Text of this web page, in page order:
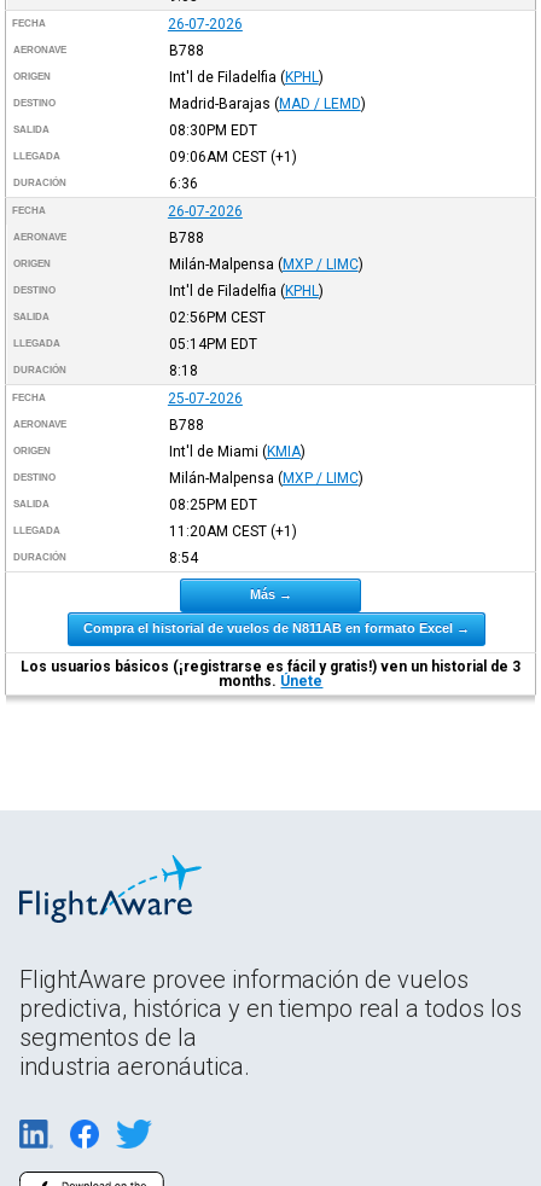
FECHA 26-07-2026
AERONAVE B788
ORIGEN Int'l de Filadelfia (KPHL )
DESTINO Madrid-Barajas (MAD / LEMD)
SALIDA 08:30PM EDT
LLEGADA 09:06AM CEST(+1)
DURACIÓN 6:36
FECHA 26-07-2026
AERONAVE B788
ORIGEN Milán-Malpensa (MXP / LIMC)
DESTINO Int'l de Filadelfia (KPHL )
SALIDA 02:56PM CEST
LLEGADA 05:14PM EDT
DURACIÓN 8:18
FECHA 25-07-2026
AERONAVE B788
ORIGEN Int'l de Miami (KMIA)
DESTINO Milán-Malpensa (MXP / LIMC)
SALIDA 08:25PM EDT
LLEGADA 11:20AM CEST(+1)
DURACIÓN 8:54
Más →
Compra el historial de vuelos de N811AB en formato Excel →
Los usuarios básicos (¡registrarse es fácil y gratis!) ven un historial de 3
months. Únete
FlightAware provee información de vuelos
predictiva, histórica y en tiempo real a todos los
segmentos de la
industria aeronáutica.